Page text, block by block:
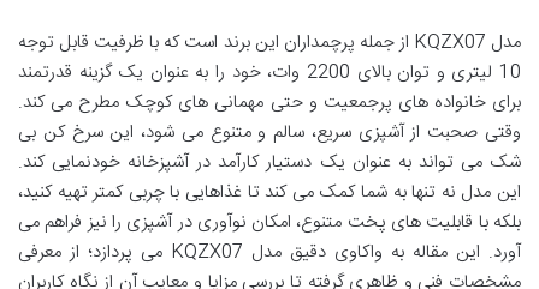
مدل KQZX07 از جمله پرچمداران این برند است که با ظرفیت قابل توجه
10 لیتری و توان بالای 2200 وات، خود را به عنوان یک گزینه قدرتمند
برای خانواده های پرجمعیت و حتی مهمانی های کوچک مطرح می کند.
وقتی صحبت از آشپزی سریع، سالم و متنوع می شود، این سرخ کن بی
شک می تواند به عنوان یک دستیار کارآمد در آشپزخانه خودنمایی کند.
این مدل نه تنها به شما کمک می کند تا غذاهایی با چربی کمتر تهیه کنید،
بلکه با قابلیت های پخت متنوع، امکان نوآوری در آشپزی را نیز فراهم می
آورد. این مقاله به واکاوی دقیق مدل KQZX07 می پردازد؛ از معرفی
مشخصات فنی و ظاهری گرفته تا بررسی مزایا و معایب آن از نگاه کاربران